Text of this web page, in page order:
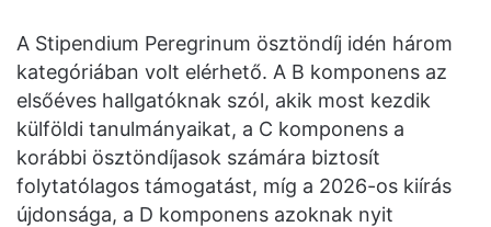
A Stipendium Peregrinum ösztöndíj idén három
kategóriában volt elérhető. A B komponens az
elsőéves hallgatóknak szól, akik most kezdik
külföldi tanulmányaikat, a C komponens a
korábbi ösztöndíjasok számára biztosít
folytatólagos támogatást, míg a 2026-os kiírás
újdonsága, a D komponens azoknak nyit